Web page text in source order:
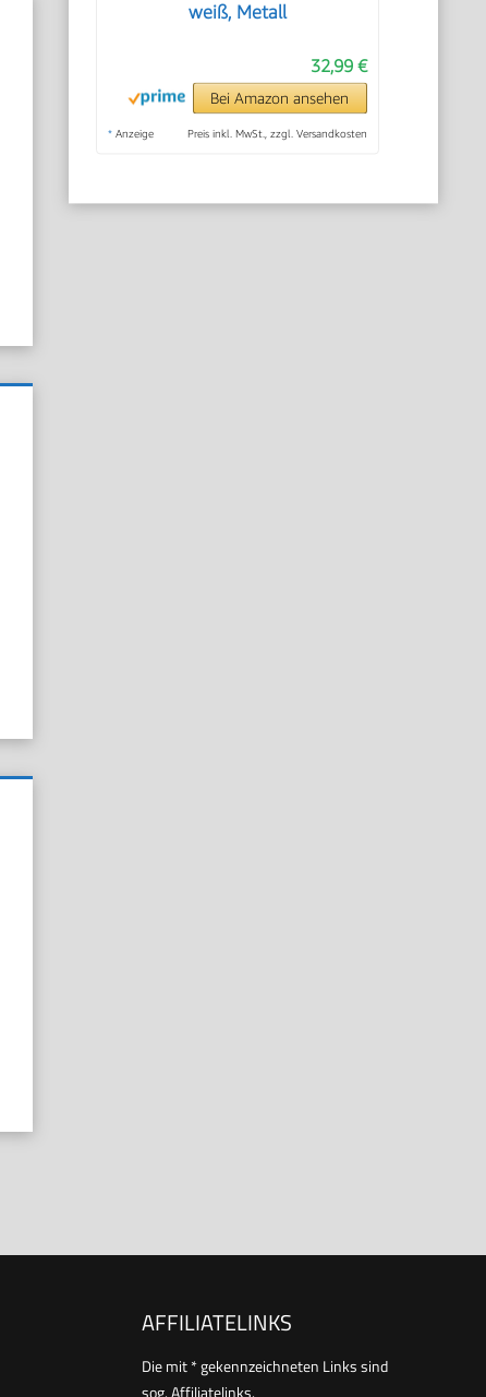
weiß, Metall
32,99 €
Bei Amazon ansehen
* Anzeige Preis inkl. MwSt., zzgl. Versandkosten
AFFILIATELINKS
Die mit * gekennzeichneten Links sind
sog. Affiliatelinks.